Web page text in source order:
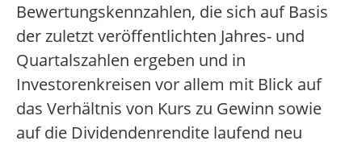
Bewertungskennzahlen, die sich auf Basis
der zuletzt veröffentlichten Jahres- und
Quartalszahlen ergeben und in
Investorenkreisen vor allem mit Blick auf
das Verhältnis von Kurs zu Gewinn sowie
auf die Dividendenrendite laufend neu